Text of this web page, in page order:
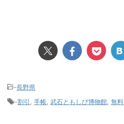
-長野県
-割引 手帳 武石ともしび博物館 無料